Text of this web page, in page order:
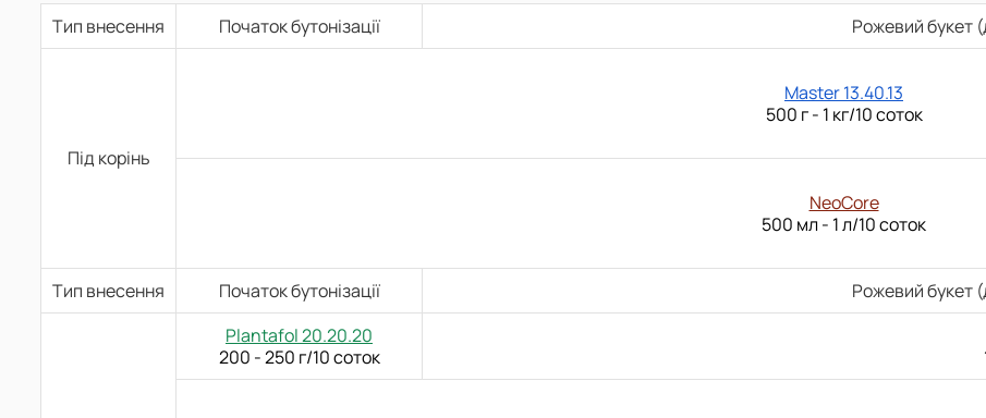
Тип внесення
Початок бутонізації Рожевий букет
Під корінь
Master 13.40.13
500 г - 1 кг/10 соток
NeoCore
500 мл - 1 л/10 соток
Тип внесення Початок бутонізації Рожевий букет
Plantafol 20.20.20
200 - 250 г/10 соток